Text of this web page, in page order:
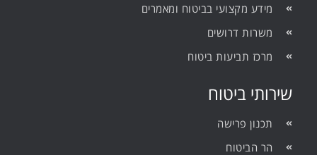
מידע מקצועי בביטוח ומאמרים
משרות דרושים
מרכז תביעות ביטוח
שירותי ביטוח
תכנון פרישה
הר הביטוח